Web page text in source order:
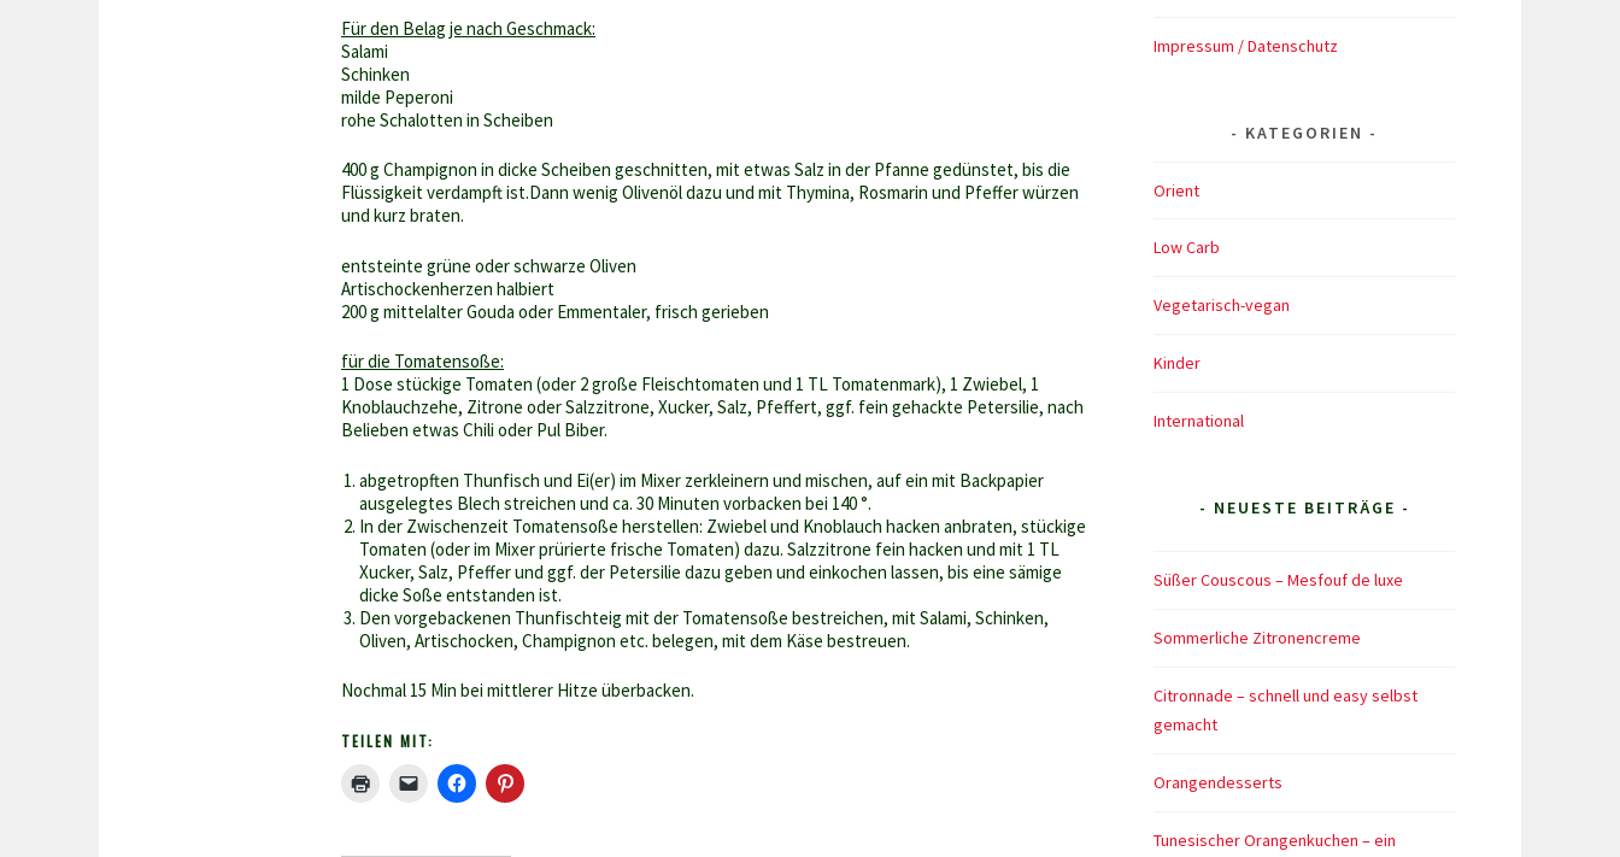
Für den Belag je nach Geschmack:
Salami
Schinken
milde Peperoni
rohe Schalotten in Scheiben
400 g Champignon in dicke Scheiben geschnitten, mit etwas Salz in der Pfanne gedünstet, bis die
Flüssigkeit verdampft ist.Dann wenig Olivenöl dazu und mit Thymina, Rosmarin und Pfeffer würzen
und kurz braten.
entsteinte grüne oder schwarze Oliven
Artischockenherzen halbiert
200 g mittelalter Gouda oder Emmentaler, frisch gerieben
für die Tomatensoße:
1 Dose stückige Tomaten (oder 2 große Fleischtomaten und 1 TL Tomatenmark), 1 Zwiebel, 1
Knoblauchzehe, Zitrone oder Salzzitrone, Xucker, Salz, Pfeffert, ggf. fein gehackte Petersilie, nach
Belieben etwas Chili oder Pul Biber.
abgetropften Thunfisch und Ei(er) im Mixer zerkleinern und mischen, auf ein mit Backpapier
ausgelegtes Blech streichen und ca. 30 Minuten vorbacken bei 140 °.
In der Zwischenzeit Tomatensoße herstellen: Zwiebel und Knoblauch hacken anbraten, stückige
Tomaten (oder im Mixer prürierte frische Tomaten) dazu. Salzzitrone fein hacken und mit 1 TL
Xucker, Salz, Pfeffer und ggf. der Petersilie dazu geben und einkochen lassen, bis eine sämige
dicke Soße entstanden ist.
Den vorgebackenen Thunfischteig mit der Tomatensoße bestreichen, mit Salami, Schinken,
Oliven, Artischocken, Champignon etc. belegen, mit dem Käse bestreuen.
Nochmal 15 Min bei mittlerer Hitze überbacken.
TEILEN MIT:
Impressum / Datenschutz
KATEGORIEN
Orient
Low Carb
Vegetarisch-vegan
Kinder
International
- NEUESTE BEITRÄGE -
Süßer Couscous – Mesfouf de luxe
Sommerliche Zitronencreme
Citronnade – schnell und easy selbst
gemacht
Orangendesserts
Tunesischer Orangenkuchen – ein